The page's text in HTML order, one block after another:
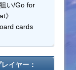
い/Go for
》
cards
イヤー：